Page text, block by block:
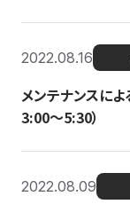
2022.08.16
メンテナンスに
3:00〜5:30）
2022.08.09